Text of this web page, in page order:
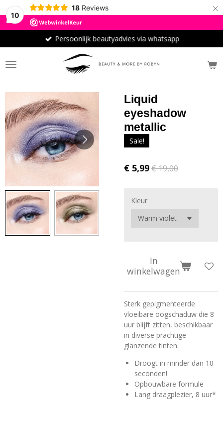
10
18 Reviews ×
Persoonlijk beautyadvies via whatsapp
Liquid
eyeshadow
metallic
Sale!
€ 5,99€ 19,00
Kleur
In
winkelwagen
Sterk gepigmenteerde
vloeibare oogschaduw die 8
uur blijft zitten, beschikbaar
in diverse prachtige
glanzende tinten.
Droogt in minder dan 10
seconden!
Opbouwbare formule
Lang draagplezier, 8 uur*